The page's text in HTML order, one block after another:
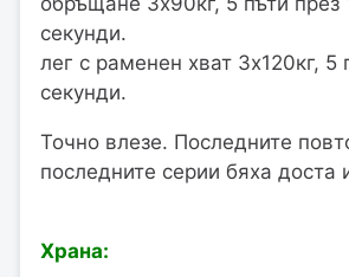
секунди.
лег с раменен хват 3х120кг, 5
секунди.
Точно влезе. Последните
последните серии бяха доста
Храна: